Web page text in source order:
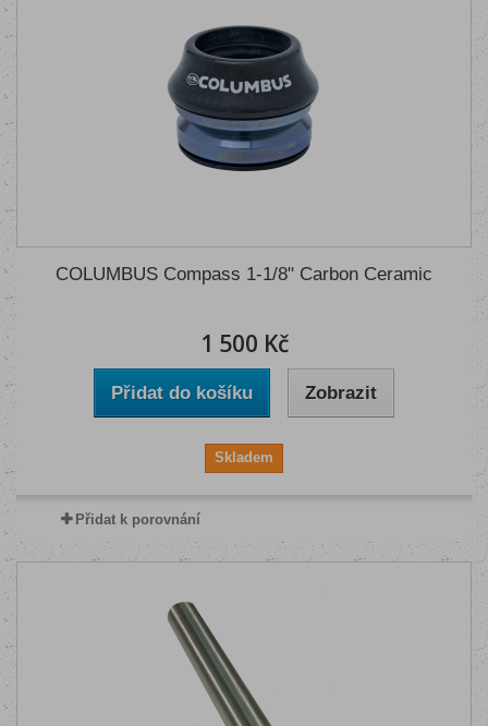
COLUMBUS Compass 1-1/8" Carbon Ceramic
1 500 Kč
Přidat do košíku Zobrazit
Skladem
Přidat k porovnání